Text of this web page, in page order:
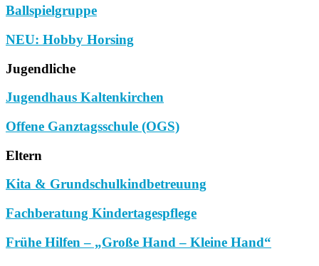
Ballspielgruppe
NEU: Hobby Horsing
Jugendliche
Jugendhaus Kaltenkirchen
Offene Ganztagsschule (OGS)
Eltern
Kita & Grundschulkindbetreuung
Fachberatung Kindertagespflege
Frühe Hilfen – „Große Hand – Kleine Hand“